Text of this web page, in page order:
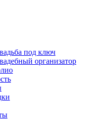
под ключ
организатор